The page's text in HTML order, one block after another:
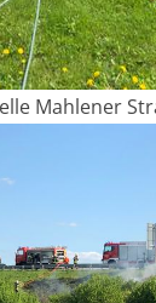
Mahlener